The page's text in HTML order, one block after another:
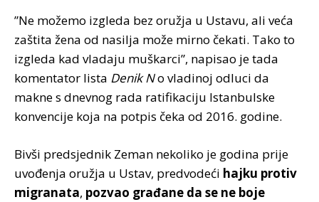
”Ne možemo izgleda bez oružja u Ustavu, ali veća
zaštita žena od nasilja može mirno čekati. Tako to
izgleda kad vladaju muškarci”, napisao je tada
komentator lista Denik No vladinoj odluci da
makne s dnevnog rada ratifikaciju Istanbulske
konvencije koja na potpis čeka od 2016. godine.
Bivši predsjednik Zeman nekoliko je godina prije
uvođenja oružja u Ustav, predvodeći hajku protiv
migranata, pozvao građane da se ne boje